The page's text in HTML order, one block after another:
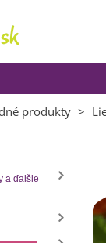
produkty >
a ďalšie